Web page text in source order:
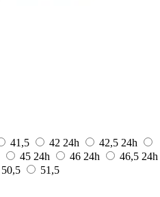
41,5 42 24h 42,5 24h
45 24h 46 24h 46,5 24h
50,5
51,5